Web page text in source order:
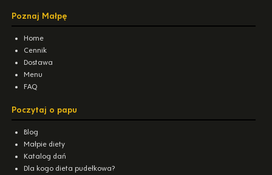
Poznaj Małpę
Home
Cennik
Dostawa
Menu
FAQ
Poczytaj o papu
Blog
Małpie diety
Katalog dań
Dla kogo dieta pudełkowa?